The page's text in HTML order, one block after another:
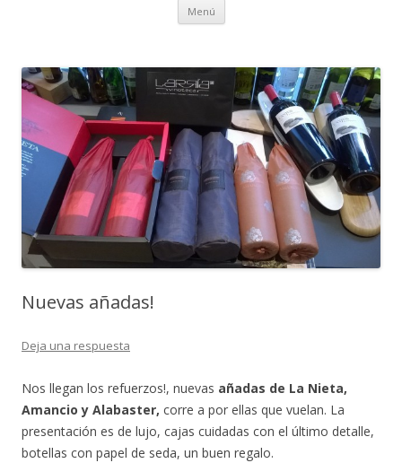
Menú Ir al contenido
Nuevas añadas!
Deja una respuesta
Nos llegan los refuerzos!, nuevas añadas de La Nieta,
Amancio y Alabaster, corre a por ellas que vuelan. La
presentación es de lujo, cajas cuidadas con el último detalle,
botellas con papel de seda, un buen regalo.